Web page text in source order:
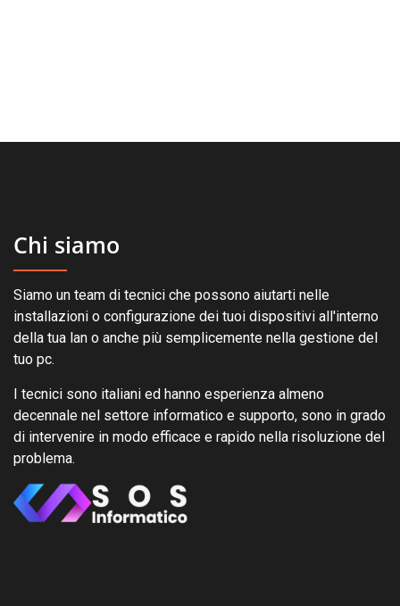
Chi siamo
Siamo un team di tecnici che possono aiutarti nelle
installazioni o configurazione dei tuoi dispositivi all'interno
della tua lan o anche più semplicemente nella gestione del
tuo pc.
I tecnici sono italiani ed hanno esperienza almeno
decennale nel settore informatico e supporto, sono in grado
di intervenire in modo efficace e rapido nella risoluzione del
problema.